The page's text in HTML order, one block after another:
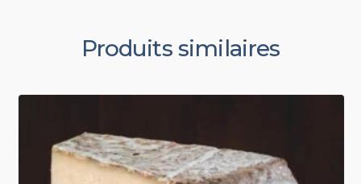
Produits similaires